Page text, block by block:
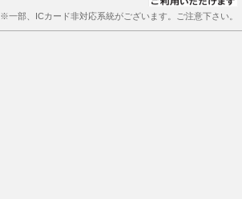
※一部、ICカード非対応系統がございます。ご注意下さい。